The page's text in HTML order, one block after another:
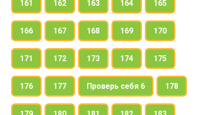
161 162 163 164 165
166 167 168 169 170
171 172 173 174 175
176 177 Проверь себя 6 178